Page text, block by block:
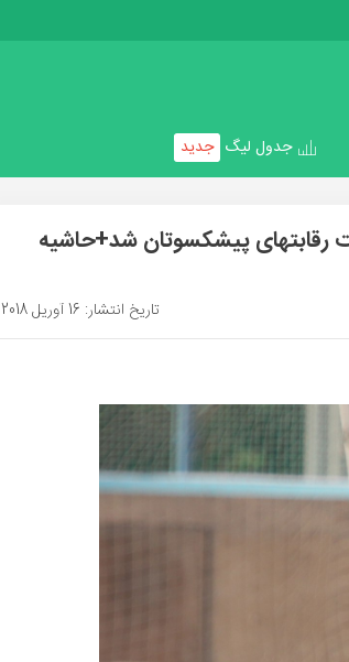
جدول لیگ جدید
رقابتهای پیشکسوتان شد+حاشیه
تاریخ انتشار: 16 آوریل 2018